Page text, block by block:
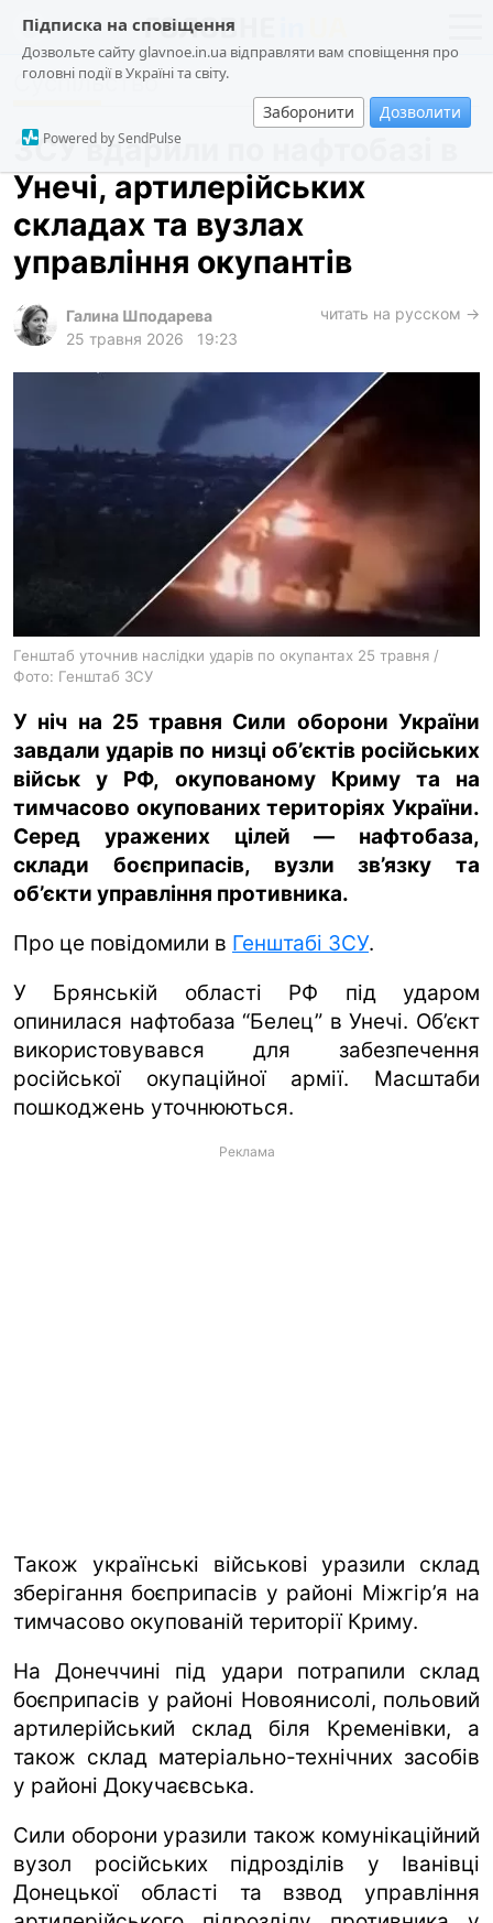
Підписка на сповіщення
Дозвольте сайту glavnoe.in.ua відправляти вам сповіщення про
головні події в Україні та світу.
Заборонити Дозволити
Powered by SendPulse
новини
про проєкт
суспільство
події
кримінал
техно
gambling
Суспільство
ЗСУ вдарили по нафтобазі в
Унечі, артилерійських
складах та вузлах
управління окупантів
Галина Шподарева
25 травня 2026
19:23
читать на русском →
Генштаб уточнив наслідки ударів по окупантах 25 травня /
Фото: Генштаб ЗСУ
У ніч на 25 травня Сили оборони України
завдали ударів по низці об’єктів російських
військ у РФ, окупованому Криму та на
тимчасово окупованих територіях України.
Серед уражених цілей — нафтобаза,
склади боєприпасів, вузли зв’язку та
об’єкти управління противника.
Про це повідомили в Генштабі ЗСУ.
У Брянській області РФ під ударом
опинилася нафтобаза “Белец” в Унечі. Об’єкт
використовувався для забезпечення
російської окупаційної армії. Масштаби
пошкоджень уточнюються.
Реклама
Також українські військові уразили склад
зберігання боєприпасів у районі Міжгір’я на
тимчасово окупованій території Криму.
На Донеччині під удари потрапили склад
боєприпасів у районі Новоянисолі, польовий
артилерійський склад біля Кременівки, а
також склад матеріально-технічних засобів
у районі Докучаєвська.
Сили оборони уразили також комунікаційний
вузол російських підрозділів у Іванівці
Донецької області та взвод управління